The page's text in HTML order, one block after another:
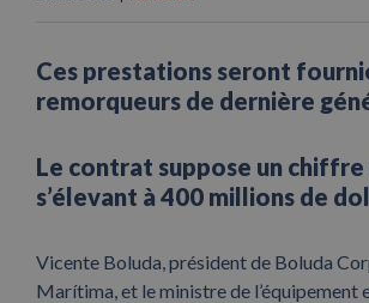
Ces prestations seront
remorqueurs de dernière
Le contrat suppose un chiffre
s’élevant à 400 millions de
Vicente Boluda, président de Boluda
Marítima, et le ministre de l’équipement